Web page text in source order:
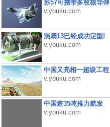
苏57可携带多枚核导弹
v.youku.com
涡扇13已经成功定型!
v.youku.com
中国又亮相一超级工程
v.youku.com
中国造35吨推力航发
v.youku.com